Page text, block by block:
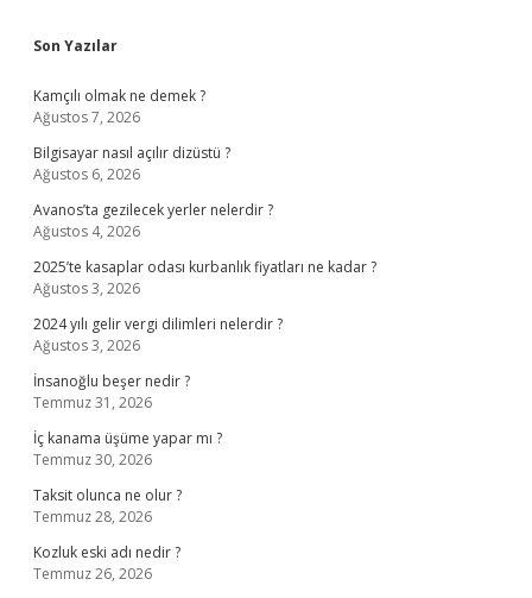
Sidebar
Son Yazılar
Kamçılı olmak ne demek ?
Ağustos 7, 2026
Bilgisayar nasıl açılır dizüstü ?
Ağustos 6, 2026
Avanos’ta gezilecek yerler nelerdir ?
Ağustos 4, 2026
2025’te kasaplar odası kurbanlık fiyatları ne kadar ?
Ağustos 3, 2026
2024 yılı gelir vergi dilimleri nelerdir ?
Ağustos 3, 2026
İnsanoğlu beşer nedir ?
Temmuz 31, 2026
İç kanama üşüme yapar mı ?
Temmuz 30, 2026
Taksit olunca ne olur ?
Temmuz 28, 2026
Kozluk eski adı nedir ?
Temmuz 26, 2026